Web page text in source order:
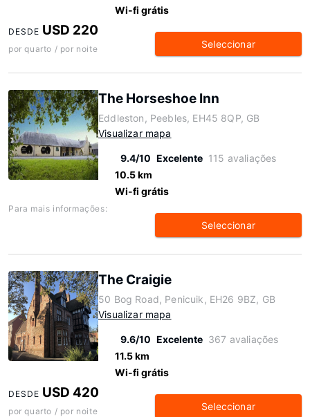
Wi-fi grátis
DESDE USD 220
por quarto / por noite Seleccionar
The Horseshoe Inn
Eddleston, Peebles, EH45 8QP, GB
Visualizar mapa
9.4/10 Excelente 115 avaliações
10.5 km
Wi-fi grátis
Para mais informações:
Seleccionar
The Craigie
50 Bog Road, Penicuik, EH26 9BZ, GB
Visualizar mapa
9.6/10 Excelente 367 avaliações
11.5 km
Wi-fi grátis
DESDE USD 420
por quarto / por noite Seleccionar